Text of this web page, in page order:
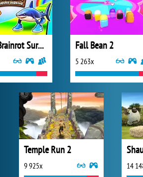
Italian Brainrot Survive Parkour Fall Bean 2
5 263x
Temple Run 2
9 925x 14